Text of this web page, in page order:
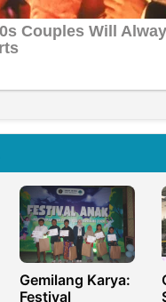
Gemilang Karya:
Festival